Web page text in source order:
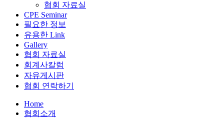
협회 자료실
CPE Seminar
필요한 정보
유용한 Link
Gallery
협회 자료실
회계사칼럼
자유게시판
협회 연락하기
Home
협회소개